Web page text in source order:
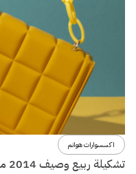
اكسسوارات هوانم
تشكيلة ربيع وصيف 2014 من حقائب اليد